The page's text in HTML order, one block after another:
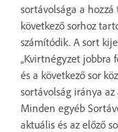
sortávolsága a
következő sorhoz
számítódik. A sort
„Kvirtnégyzet jobbra
és a következő sor
sortávolság iránya
Minden egyéb
aktuális és az előző